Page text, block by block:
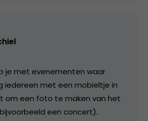
je met evenementen waar
iedereen met een mobieltje in
om een foto te maken van het
een concert).